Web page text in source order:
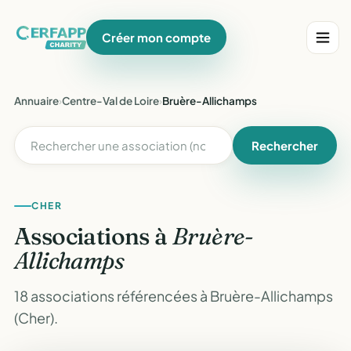
Créer mon compte
Annuaire›Centre-Val de Loire›Bruère-Allichamps
Rechercher
CHER
Associations àBruère-
Allichamps
18 associations référencées à Bruère-Allichamps
(Cher).